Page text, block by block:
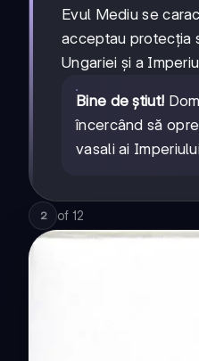
Evul Mediu se
acceptau protecția
Ungariei și a
Bine de știut!
încercând să
vasali ai
2 of 12